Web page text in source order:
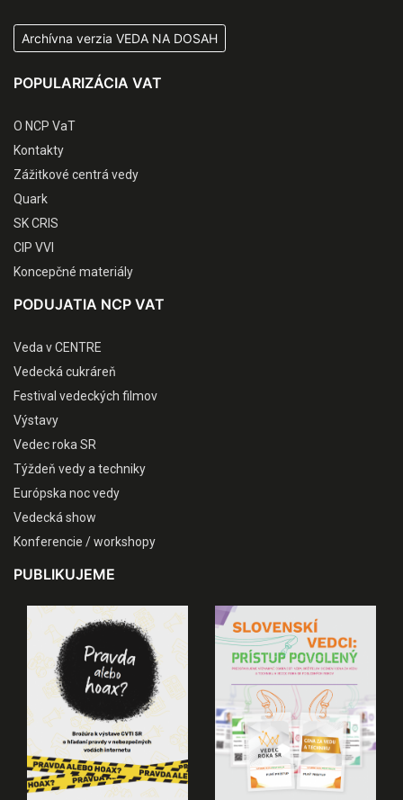
Archívna verzia VEDA NA DOSAH
POPULARIZÁCIA VAT
O NCP VaT
Kontakty
Zážitkové centrá vedy
Quark
SK CRIS
CIP VVI
Koncepčné materiály
PODUJATIA NCP VAT
Veda v CENTRE
Vedecká cukráreň
Festival vedeckých filmov
Výstavy
Vedec roka SR
Týždeň vedy a techniky
Európska noc vedy
Vedecká show
Konferencie / workshopy
PUBLIKUJEME